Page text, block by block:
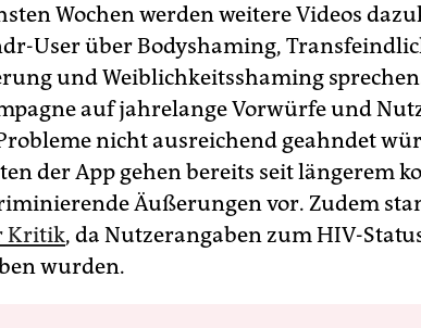
Wochen werden weitere Videos
User über Bodyshaming,
und Weiblichkeitsshaming
auf jahrelange Vorwürfe und
nicht ausreichend geahndet
der App gehen bereits seit längerem
Äußerungen vor. Zudem
Kritik, da Nutzerangaben zum HIV-
wurden.